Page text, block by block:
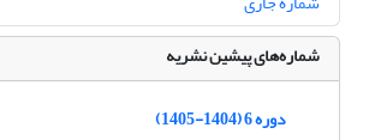
شماره‌های پیشین نشریه
دوره 6 (1404-1405)